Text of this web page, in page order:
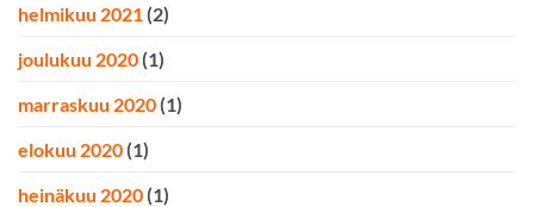
helmikuu 2021 (2)
joulukuu 2020 (1)
marraskuu 2020 (1)
elokuu 2020 (1)
heinäkuu 2020 (1)